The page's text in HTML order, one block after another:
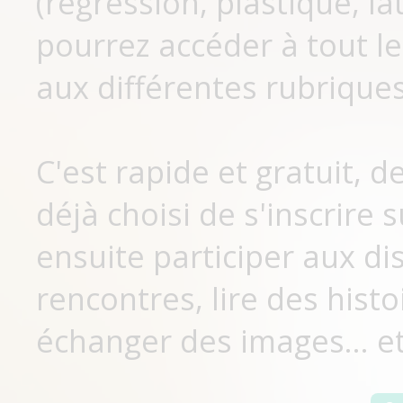
pourrez accéder à tout
aux différentes
C'est rapide et gratuit,
déjà choisi de s'inscrire
ensuite participer aux
rencontres, lire des
échanger des images...